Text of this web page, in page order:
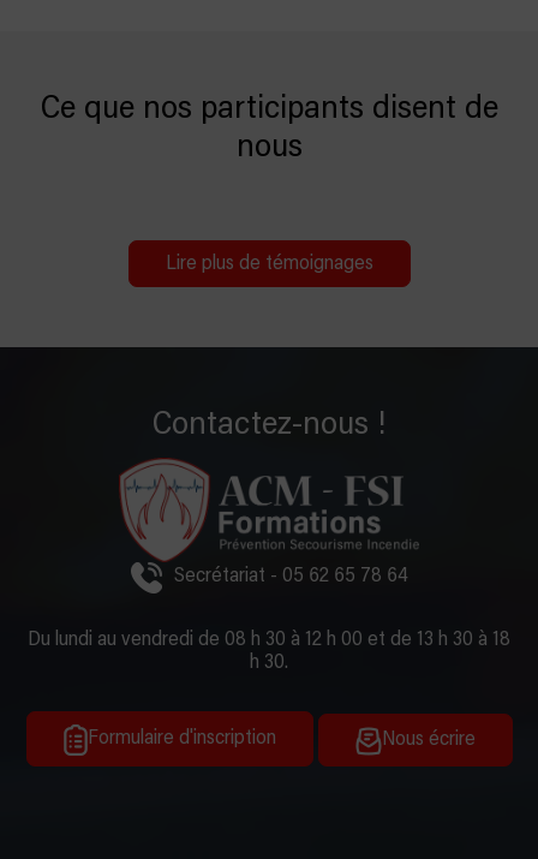
Ce que nos participants disent de
nous
Lire plus de témoignages
Contactez-nous !
Secrétariat - 05 62 65 78 64
Du lundi au vendredi de 08 h 30 à 12 h 00 et de 13 h 30 à 18
h 30.
Formulaire d'inscription Nous écrire